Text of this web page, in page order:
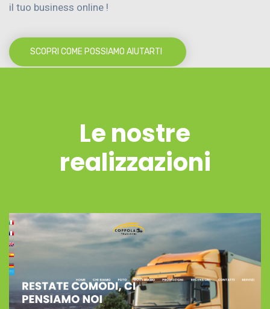
il tuo business online !
SCOPRI COME POSSIAMO AIUTARTI
Le nostre
realizzazioni